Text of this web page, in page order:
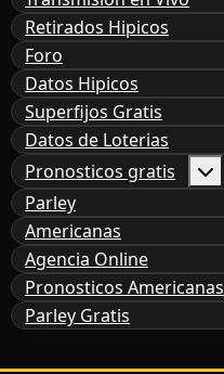
Retirados Hipicos
Foro
Datos Hipicos
Superfijos Gratis
Datos de Loterias
Pronosticos gratis
Parley
Americanas
Agencia Online
Pronosticos Americanas
Parley Gratis